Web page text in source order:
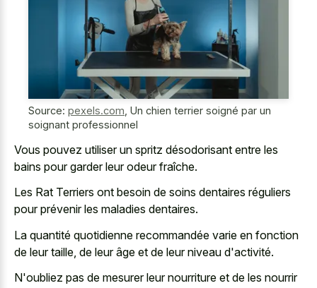
Source: pexels.com Un chien terrier soigné par un
soignant professionnel
Vous pouvez utiliser un spritz désodorisant entre les
bains pour garder leur odeur fraîche.
Les Rat Terriers ont besoin de soins dentaires réguliers
pour prévenir les maladies dentaires.
La quantité quotidienne recommandée varie en fonction
de leur taille, de leur âge et de leur niveau d'activité.
N'oubliez pas de mesurer leur nourriture et de les nourrir